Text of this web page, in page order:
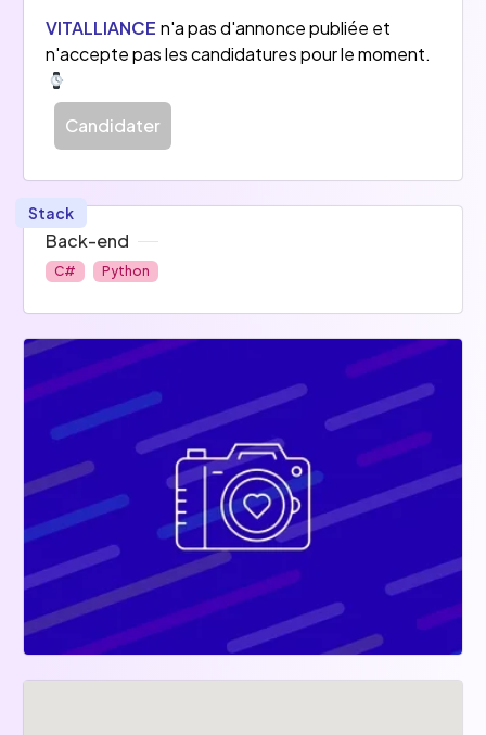
VITALLIANCE n'a pas d'annonce publiée et
n'accepte pas les candidatures pour le moment.
Candidater
Stack
Back-end
C# Python